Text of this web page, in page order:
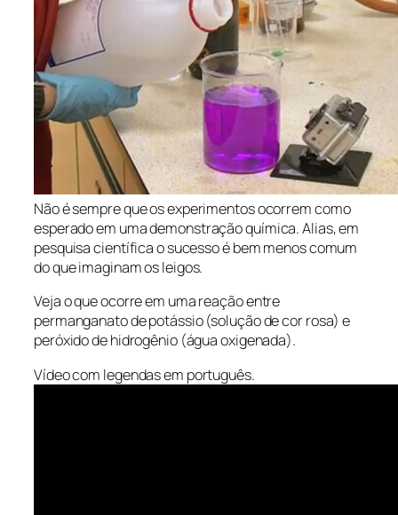
Não é sempre que os experimentos ocorrem como
esperado em uma demonstração química. Alias, em
pesquisa científica o sucesso é bem menos comum
do que imaginam os leigos.
Veja o que ocorre em uma reação entre
permanganato de potássio (solução de cor rosa) e
peróxido de hidrogênio (água oxigenada).
Vídeo com legendas em português.